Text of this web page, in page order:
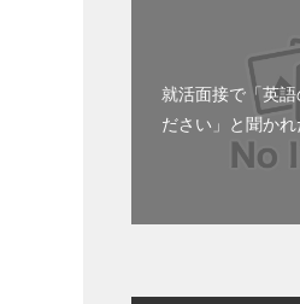
就活面接で「英語
ださい」と聞か